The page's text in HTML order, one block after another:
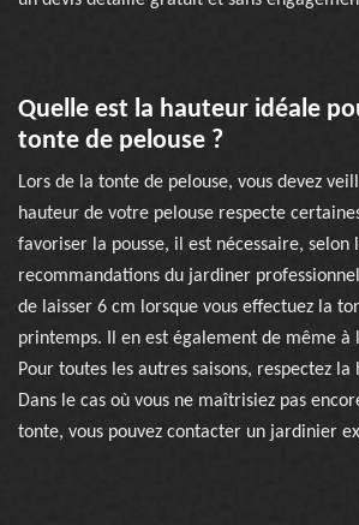
Quelle est la hauteur idéale
tonte de pelouse ?
Lors de la tonte de pelouse, vous devez
hauteur de votre pelouse respecte
favoriser la pousse, il est nécessaire, selon
recommandations du jardiner
de laisser 6 cm lorsque vous effectuez la
printemps. Il en est également de même à
Pour toutes les autres saisons, respectez
Dans le cas où vous ne maîtrisiez pas
tonte, vous pouvez contacter un jardinier